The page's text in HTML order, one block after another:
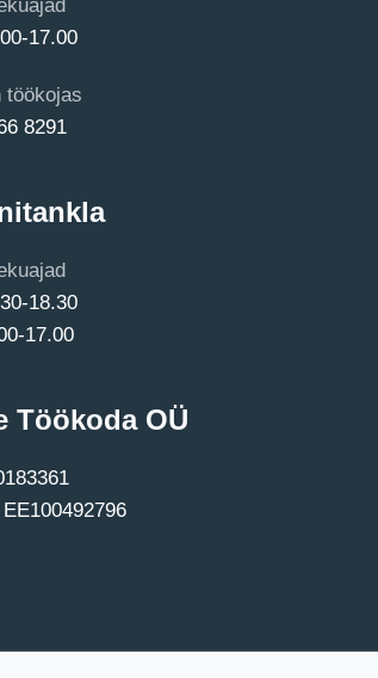
17.00
töökojas
8291
18.30
17.00
Töökoda OÜ